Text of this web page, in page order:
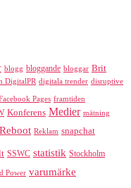
blogg bloggande bloggar Brit
DigitalPR digitala trender disruptive
Pages framtiden
Konferens Medier mätning
Reboot Reklam snapchat
SSWC statistik Stockholm
Power varumärke